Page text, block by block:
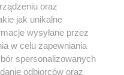
oraz
jak unikalne
wysyłane przez
w celu zapewniania
spersonalizowanych
odbiorców oraz